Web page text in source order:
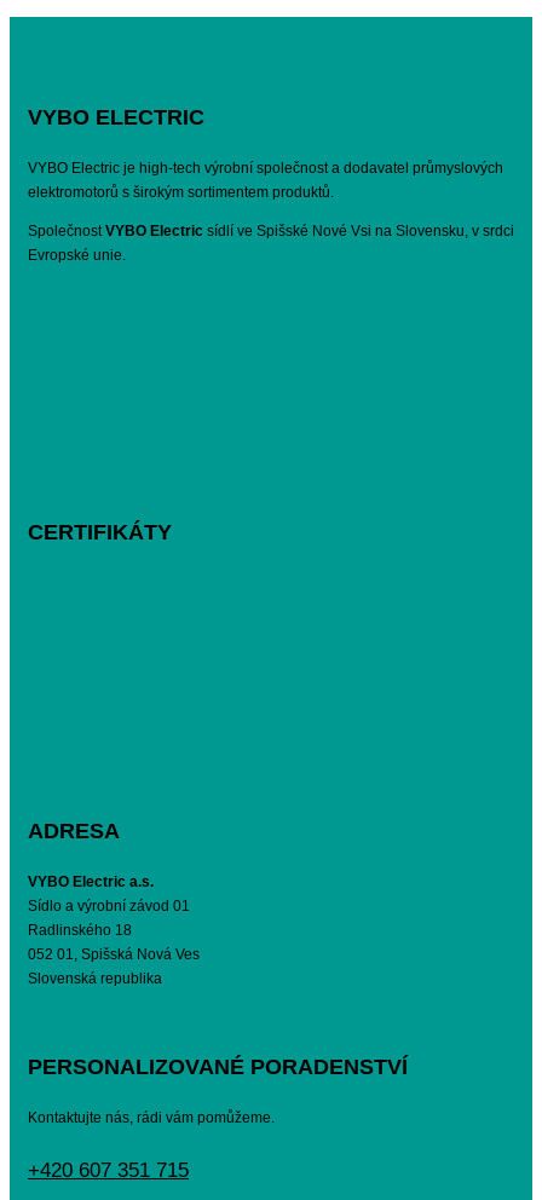
VYBO ELECTRIC
VYBO Electric je high-tech výrobní společnost a dodavatel průmyslových
elektromotorů s širokým sortimentem produktů.
Společnost VYBO Electric sídlí ve Spišské Nové Vsi na Slovensku, v srdci
Evropské unie.
CERTIFIKÁTY
ADRESA
VYBO Electric a.s.
Sídlo a výrobní závod 01
Radlinského 18
052 01, Spišská Nová Ves
Slovenská republika
PERSONALIZOVANÉ PORADENSTVÍ
Kontaktujte nás, rádi vám pomůžeme.
+420 607 351 715